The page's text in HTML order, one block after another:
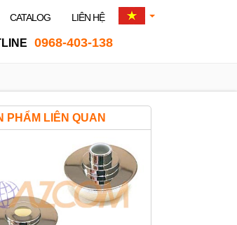
CATALOG LIÊN HỆ
0968-403-138
PHẨM LIÊN QUAN